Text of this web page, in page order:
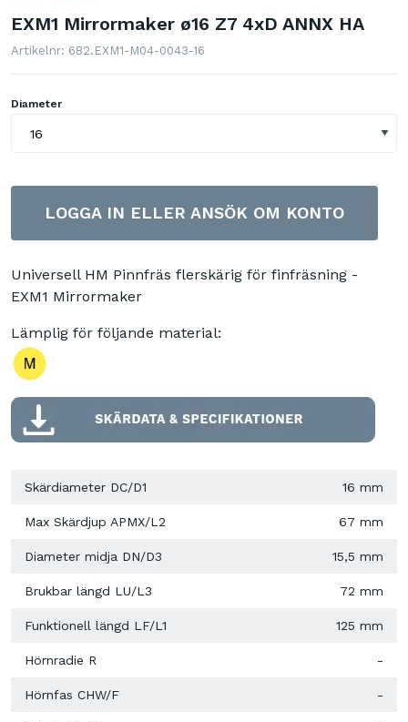
EXM1 Mirrormaker ø16 Z7 4xD ANNX HA
Artikelnr: 682.EXM1-M04-0043-16
Diameter
LOGGA IN ELLER ANSÖK OM KONTO
Universell HM Pinnfräs flerskärig för finfräsning -
EXM1 Mirrormaker
Lämplig för följande material:
Skärdiameter DC/D1 16 mm
Max Skärdjup APMX/L2 67 mm
Diameter midja DN/D3 15,5 mm
Brukbar längd LU/L3 72 mm
Funktionell längd LF/L1 125 mm
Hörnradie R -
Hörnfas CHW/F -